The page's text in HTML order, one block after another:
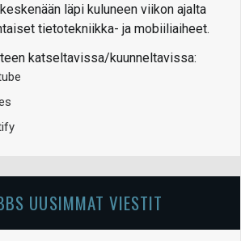
läpi kuluneen viikon ajalta
tietotekniikka- ja mobiiliaiheet.
katseltavissa/kuunneltavissa:
UUSIMMAT VIESTIT